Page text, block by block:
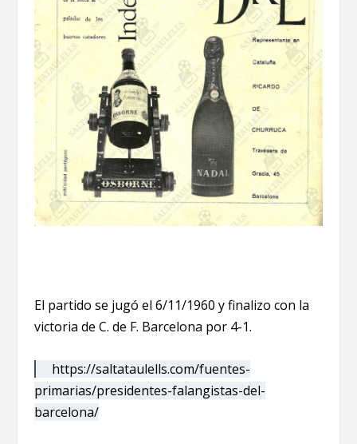
El partido se jugó el 6/11/1960 y finalizo con la
victoria de C. de F. Barcelona por 4-1.
https://saltataulells.com/fuentes-
primarias/presidentes-falangistas-del-
barcelona/